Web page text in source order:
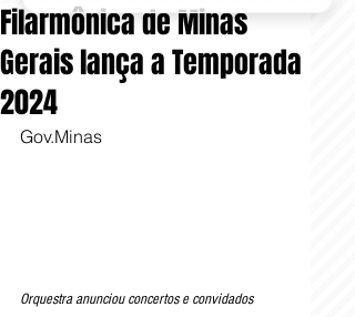
Filarmônica de Minas
Gerais lança a Temporada
2024
Gov.Minas
Orquestra anunciou concertos e convidados